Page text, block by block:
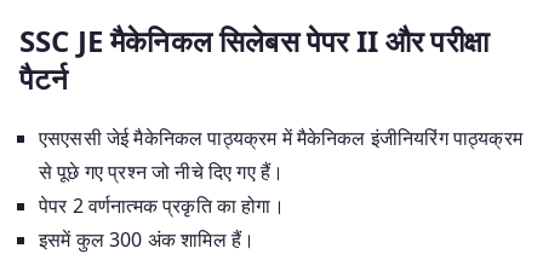
SSC JE मैकेनिकल सिलेबस पेपर II और परीक्षा
पैटर्न
एसएससी जेई मैकेनिकल पाठ्यक्रम में मैकेनिकल इंजीनियरिंग पाठ्यक्रम
से पूछे गए प्रश्न जो नीचे दिए गए हैं।
पेपर 2 वर्णनात्मक प्रकृति का होगा।
इसमें कुल 300 अंक शामिल हैं।